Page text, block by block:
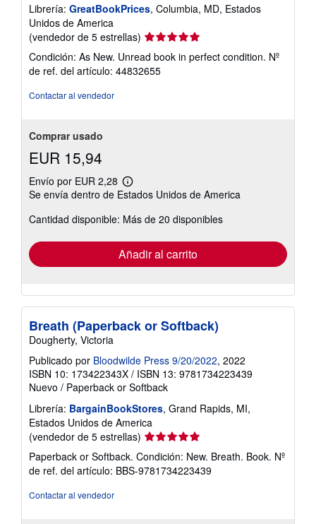
Librería: GreatBookPrices, Columbia, MD, Estados
Unidos de America
(vendedor de 5 estrellas) Calificación
del
vendedor:
5
Condición: As New. Unread book in perfect condition. Nº
de ref. del artículo: 44832655
Contactar al vendedor
Comprar usado
EUR 15,94
Envío por EUR 2,28
Más
información
las
envío
Se envía dentro de Estados Unidos de America
Cantidad disponible: Más de 20 disponibles
Añadir al carrito
Breath (Paperback or Softback)
Dougherty, Victoria
Publicado por Bloodwilde Press 9/20/2022, 2022
ISBN 10: 173422343X / ISBN 13: 9781734223439
Nuevo / Paperback or Softback
Librería: BargainBookStores, Grand Rapids, MI,
Estados Unidos de America
(vendedor de 5 estrellas) Calificación
vendedor:
5
Paperback or Softback. Condición: New. Breath. Book. Nº
de ref. del artículo: BBS-9781734223439
Contactar al vendedor